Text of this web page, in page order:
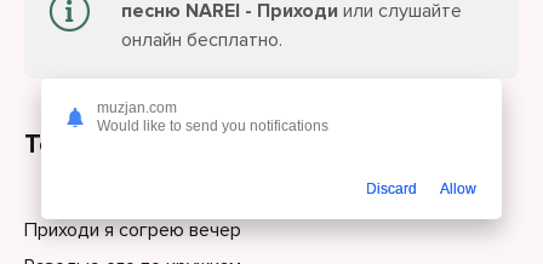
песню NAREI - Приходи или слушайте
онлайн бесплатно.
Текст песни
Приходи я согрею вечер
muzjan.com
Would like to send you notifications
Discard Allow